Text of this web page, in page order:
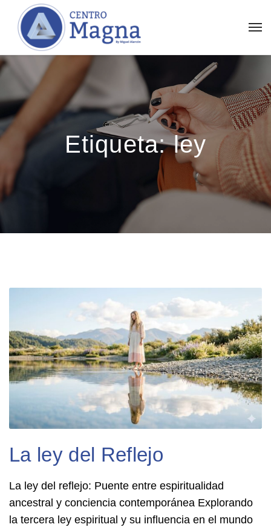
Etiqueta:ley
La ley del Reflejo
La ley del reflejo: Puente entre espiritualidad
ancestral y conciencia contemporánea Explorando
la tercera ley espiritual y su influencia en el mundo